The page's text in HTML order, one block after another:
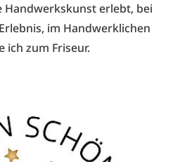
Handwerkskunst erlebt, bei
im Handwerklichen
ich zum Friseur.